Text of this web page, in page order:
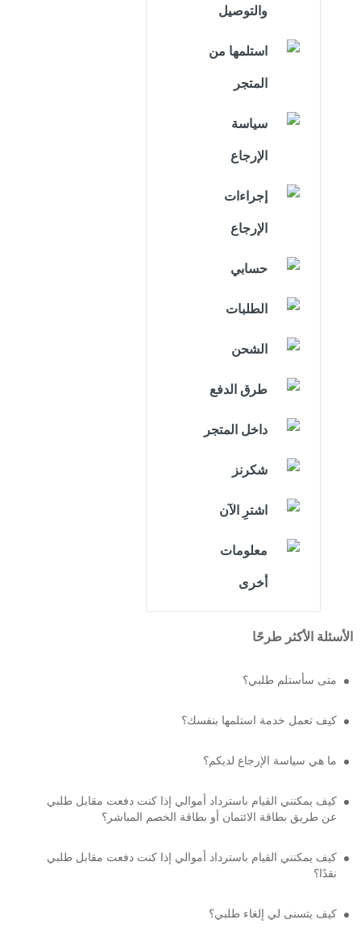
والتوصيل
استلمها من
المتجر
سياسة
الإرجاع
إجراءات
الإرجاع
حسابي
الطلبات
الشحن
طرق الدفع
داخل المتجر
شكرنز
اشترِ الآن
معلومات
أخرى
الأسئلة الأكثر طرحًا
متى سأستلم طلبي؟
كيف تعمل خدمة استلمها بنفسك؟
ما هي سياسة الإرجاع لديكم؟
كيف يمكنني القيام باسترداد أموالي إذا كنت دفعت مقابل طلبي
عن طريق بطاقة الائتمان أو بطاقة الخصم المباشر؟
كيف يمكنني القيام باسترداد أموالي إذا كنت دفعت مقابل طلبي
نقدًا؟
كيف يتسنى لي إلغاء طلبي؟